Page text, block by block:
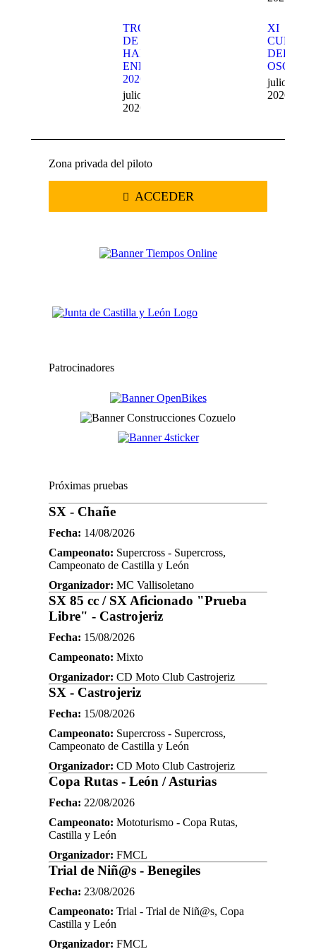
TROFEO
DE
HARD
ENDURO
2026
julio 22,
2026
XI
CUEVA
DEL
OSO
julio 20,
2026
Zona privada del piloto
ACCEDER
Patrocinadores
Próximas pruebas
SX - Chañe
Fecha: 14/08/2026
Campeonato: Supercross - Supercross,
Campeonato de Castilla y León
Organizador: MC Vallisoletano
SX 85 cc / SX Aficionado "Prueba
Libre" - Castrojeriz
Fecha: 15/08/2026
Campeonato: Mixto
Organizador: CD Moto Club Castrojeriz
SX - Castrojeriz
Fecha: 15/08/2026
Campeonato: Supercross - Supercross,
Campeonato de Castilla y León
Organizador: CD Moto Club Castrojeriz
Copa Rutas - León / Asturias
Fecha: 22/08/2026
Campeonato: Mototurismo - Copa Rutas,
Castilla y León
Organizador: FMCL
Trial de Niñ@s - Benegiles
Fecha: 23/08/2026
Campeonato: Trial - Trial de Niñ@s, Copa
Castilla y León
Organizador: FMCL